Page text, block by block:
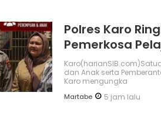
Polres Karo
Pemerkosa
dan Anak serta
Karo mengungka
Martabe 5 jam lalu